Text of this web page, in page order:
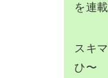
を連
スキ
ひ〜